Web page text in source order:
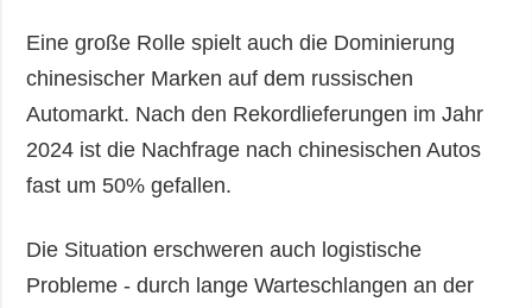
Eine große Rolle spielt auch die Dominierung
chinesischer Marken auf dem russischen
Automarkt. Nach den Rekordlieferungen im Jahr
2024 ist die Nachfrage nach chinesischen Autos
fast um 50% gefallen.
Die Situation erschweren auch logistische
Probleme - durch lange Warteschlangen an der